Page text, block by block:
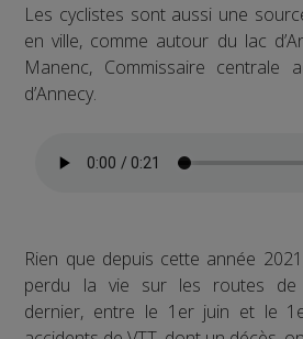
Les cyclistes sont aussi une
en ville, comme autour du lac
Manenc, Commissaire centrale
d’Annecy.
Rien que depuis cette année
perdu la vie sur les routes de
dernier, entre le 1er juin et le